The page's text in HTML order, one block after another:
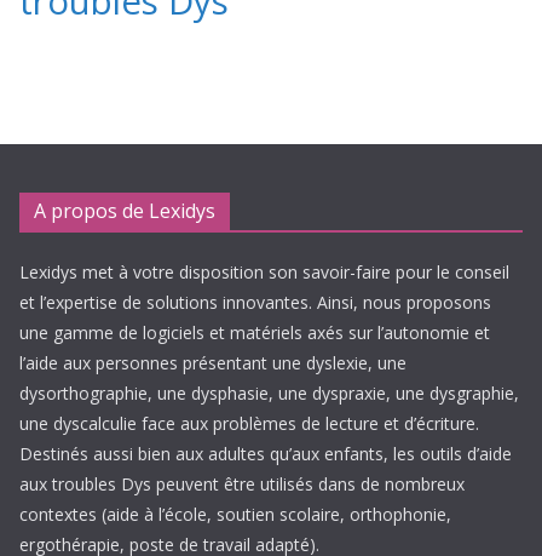
A propos de Lexidys
Lexidys met à votre disposition son savoir-faire pour le conseil
et l’expertise de solutions innovantes. Ainsi, nous proposons
une gamme de logiciels et matériels axés sur l’autonomie et
l’aide aux personnes présentant une dyslexie, une
dysorthographie, une dysphasie, une dyspraxie, une dysgraphie,
une dyscalculie face aux problèmes de lecture et d’écriture.
Destinés aussi bien aux adultes qu’aux enfants, les outils d’aide
aux troubles Dys peuvent être utilisés dans de nombreux
contextes (aide à l’école, soutien scolaire, orthophonie,
ergothérapie, poste de travail adapté).